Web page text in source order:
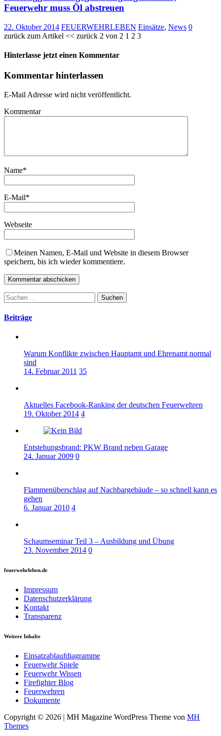
Feuerwehr muss Öl abstreuen
22. Oktober 2014 FEUERWEHRLEBEN Einsätze, News 0
zurück zum Artikel << zurück 2 von 2 1 2 3
Hinterlasse jetzt einen Kommentar
Kommentar hinterlassen
E-Mail Adresse wird nicht veröffentlicht.
Kommentar
Name*
E-Mail*
Webseite
Meinen Namen, E-Mail und Website in diesem Browser
speichern, bis ich wieder kommentiere.
Suchen
nach:
Beiträge
Warum Konflikte zwischen Hauptamt und Ehrenamt normal
sind
14. Februar 2011 35
Aktuelles Facebook-Ranking der deutschen Feuerwehren
19. Oktober 2014 4
Entstehungsbrand: PKW Brand neben Garage
24. Januar 2009 0
Flammenüberschlag auf Nachbargebäude – so schnell kann es
gehen
6. Januar 2010 4
Schaumseminar Teil 3 – Ausbildung und Übung
23. November 2014 0
feuerwehrleben.de
Impressum
Datenschutzerklärung
Kontakt
Transparenz
Weitere Inhalte
Einsatzablaufdiagramme
Feuerwehr Spiele
Feuerwehr Wissen
Firefighter Blog
Feuerwehren
Dokumente
Copyright © 2026 | MH Magazine WordPress Theme von MH
Themes